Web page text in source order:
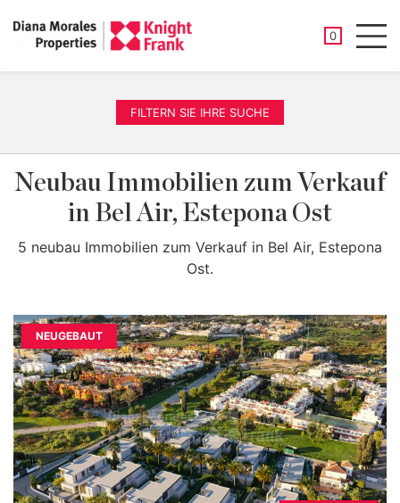
0
FILTERN SIE IHRE SUCHE
Neubau Immobilien zum Verkauf
in Bel Air, Estepona Ost
5 neubau Immobilien zum Verkauf in Bel Air, Estepona
Ost.
NEUGEBAUT